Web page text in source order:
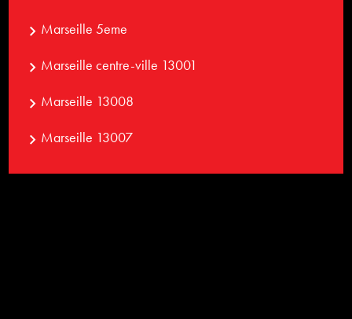
Marseille 5eme
Marseille centre-ville 13001
Marseille 13008
Marseille 13007